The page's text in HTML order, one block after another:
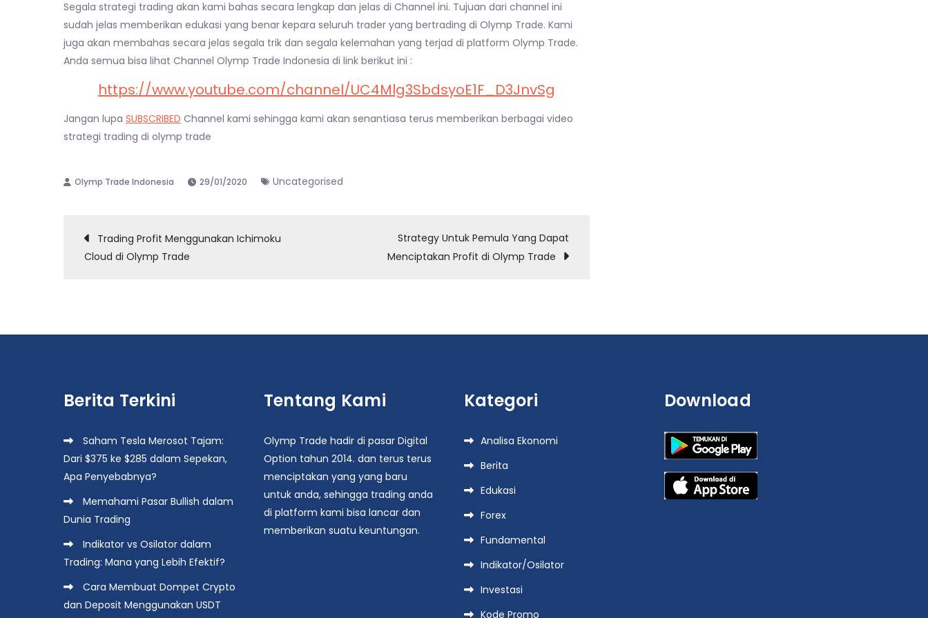
Segala strategi trading akan kami bahas secara lengkap dan jelas di Channel ini. Tujuan dari channel ini
sudah jelas memberikan edukasi yang benar kepara seluruh trader yang bertrading di Olymp Trade. Kami
juga akan membahas secara jelas segala trik dan segala kelemahan yang terjad di platform Olymp Trade.
Anda semua bisa lihat Channel Olymp Trade Indonesia di link berikut ini :
https://www.youtube.com/channel/UC4Mlg3SbdsyoE1F_D3JnvSg
Jangan lupa SUBSCRIBED Channel kami sehingga kami akan senantiasa terus memberikan berbagai video
strategi trading di olymp trade
29/01/2020 Uncategorised
Post
Trading Profit Menggunakan Ichimoku
Cloud di Olymp Trade
Strategy Untuk Pemula Yang Dapat
Menciptakan Profit di Olymp Trade
Berita Terkini
Saham Tesla Merosot Tajam:
Dari $375 ke $285 dalam Sepekan,
Apa Penyebabnya?
Memahami Pasar Bullish dalam
Dunia Trading
Indikator vs Osilator dalam
Trading: Mana yang Lebih Efektif?
Cara Membuat Dompet Crypto
dan Deposit Menggunakan USDT
Tentang Kami
Olymp Trade hadir di pasar Digital
Option tahun 2014. dan terus terus
menciptakan yang yang baru
untuk anda, sehingga trading anda
di platform kami bisa lancar dan
memberikan suatu keuntungan.
Kategori
Analisa Ekonomi
Berita
Edukasi
Forex
Fundamental
Indikator/Osilator
Investasi
Kode Promo
Download